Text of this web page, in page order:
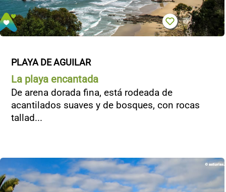
PLAYA DE AGUILAR
La playa encantada
De arena dorada fina, está rodeada de
acantilados suaves y de bosques, con rocas
tallad...